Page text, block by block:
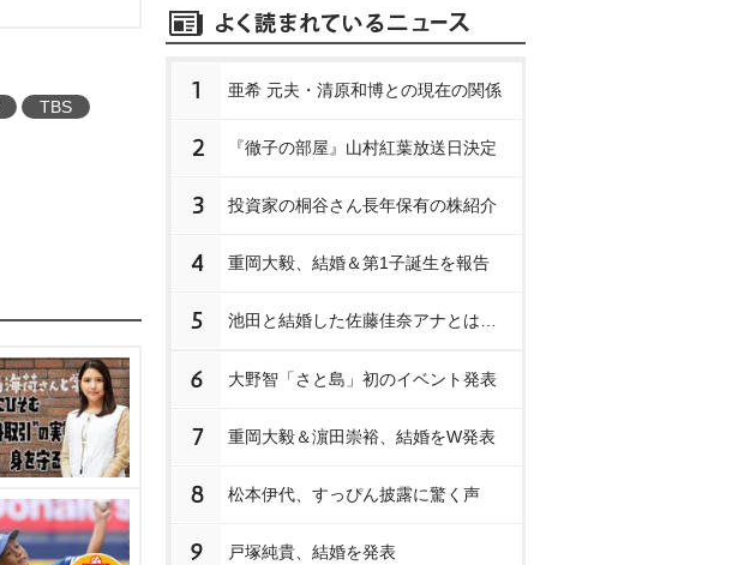
TBS
1 亜希 元夫・清原和博との現在の関係
2 『徹子の部屋』山村紅葉放送日決定
3 投資家の桐谷さん長年保有の株紹介
4 重岡大毅、結婚＆第1子誕生を報告
5 池田と結婚した佐藤佳奈アナとは…
6 大野智「さと島」初のイベント発表
7 重岡大毅＆濵田崇裕、結婚をW発表
8 松本伊代、すっぴん披露に驚く声
9 戸塚純貴、結婚を発表